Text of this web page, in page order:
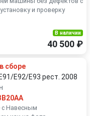
и проверку
В наличии
40 500 ₽
сборе
E92/E93 рест. 2008
с Навесным